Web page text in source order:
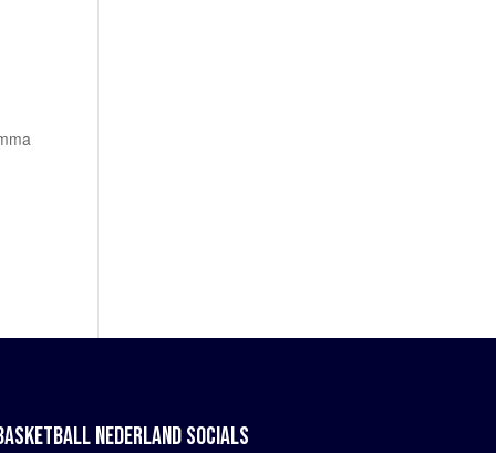
NEDERLAND SOCIALS